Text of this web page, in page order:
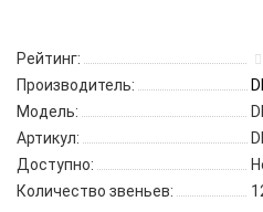
Рейтинг:
Производитель:
Модель:
Артикул:
Доступно:
Количество звеньев: